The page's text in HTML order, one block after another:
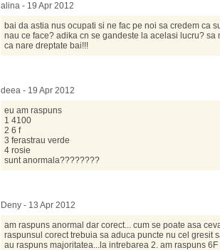
alina - 19 Apr 2012
bai da astia nus ocupati si ne fac pe noi sa credem ca
nau ce face? adika cn se gandeste la acelasi lucru? sa
ca nare dreptate bai!!!
deea - 19 Apr 2012
eu am raspuns
1 4100
2 6 f
3 ferastrau verde
4 rosie
sunt anormala????????
Deny - 13 Apr 2012
am raspuns anormal dar corect... cum se poate asa
raspunsul corect trebuia sa aduca puncte nu cel gresit
au raspuns majoritatea...la intrebarea 2. am raspuns 6F